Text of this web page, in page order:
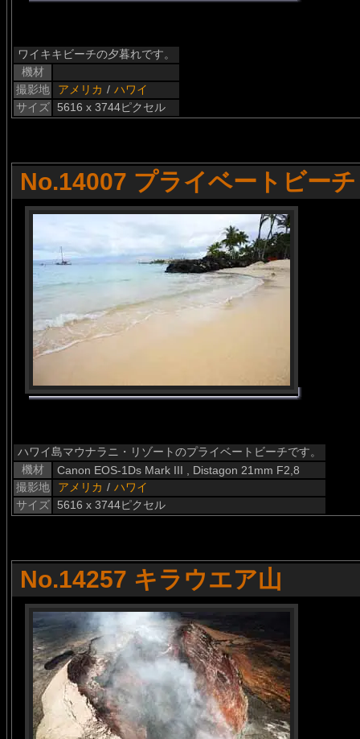
ワイキキビーチの夕暮れです。
機材
撮影地
アメリカ / ハワイ
サイズ
5616 x 3744ピクセル
No.14007 プライベートビーチ
ハワイ島マウナラニ・リゾートのプライベートビーチです。
機材
Canon EOS-1Ds Mark III , Distagon 21mm F2,8
撮影地
アメリカ / ハワイ
サイズ
5616 x 3744ピクセル
No.14257 キラウエア山